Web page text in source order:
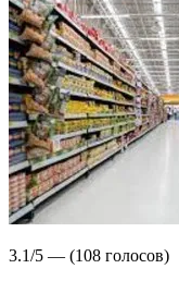
3.1/5 — (108 голосов)